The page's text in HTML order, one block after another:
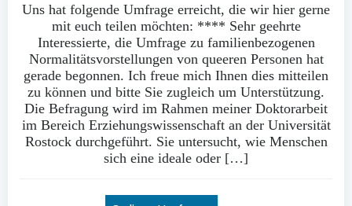
Uns hat folgende Umfrage erreicht, die wir hier gerne
mit euch teilen möchten: **** Sehr geehrte
Interessierte, die Umfrage zu familienbezogenen
Normalitätsvorstellungen von queeren Personen hat
gerade begonnen. Ich freue mich Ihnen dies mitteilen
zu können und bitte Sie zugleich um Unterstützung.
Die Befragung wird im Rahmen meiner Doktorarbeit
im Bereich Erziehungswissenschaft an der Universität
Rostock durchgeführt. Sie untersucht, wie Menschen
sich eine ideale oder […]